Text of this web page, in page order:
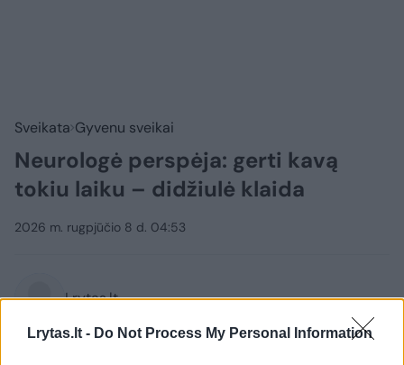
Lrytas.lt - Do Not Process My Personal Information
Sveikata Gyvenu sveikai
Neurologė perspėja: gerti kavą
tokiu laiku – didžiulė klaida
2026 m. rugpjūčio 8 d. 04:53
Lrytas.lt